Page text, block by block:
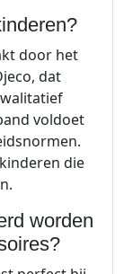
door het
dat
voldoet
die
worden